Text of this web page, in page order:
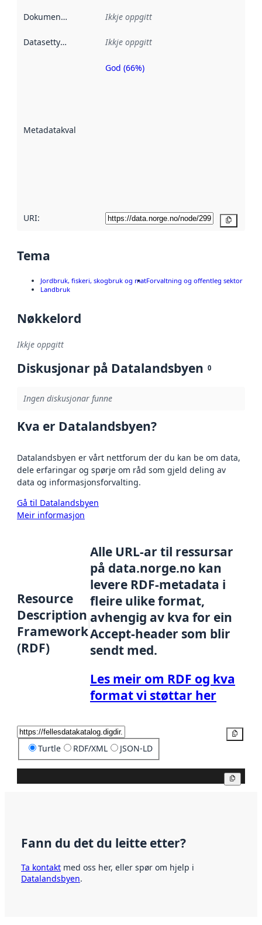
Dokumentasjon Ikkje oppgitt
Datasettype Ikkje oppgitt
Metadatakvalitet
Metadatakvalitet
God (66%)
URI:
Tema
Jordbruk, fiskeri, skogbruk og matForvaltning og offentleg sektor
Landbruk
Nøkkelord
Ikkje oppgitt
Diskusjonar på Datalandsbyen 0
Ingen diskusjonar funne
Kva er Datalandsbyen?
Datalandsbyen er vårt nettforum der du kan be om data,
dele erfaringar og spørje om råd som gjeld deling av
data og informasjonsforvalting.
Gå til Datalandsbyen
Meir informasjon
Resource
Description
Framework
(RDF)
Alle URL-ar til ressursar
på data.norge.no kan
levere RDF-metadata i
fleire ulike format,
avhengig av kva for ein
Accept-header som blir
sendt med.
Les meir om RDF og kva
format vi støttar her
Turtle RDF/XML JSON-LD
Fann du det du leitte etter?
Ta kontakt med oss her, eller spør om hjelp i
Datalandsbyen.